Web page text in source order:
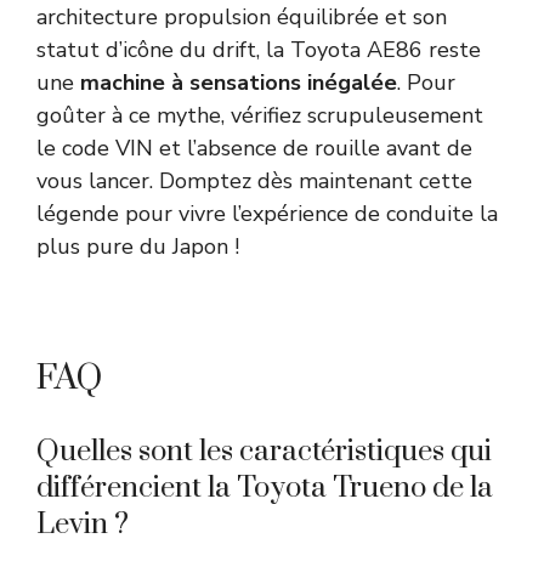
architecture propulsion équilibrée et son
statut d’icône du drift, la Toyota AE86 reste
une machine à sensations inégalée. Pour
goûter à ce mythe, vérifiez scrupuleusement
le code VIN et l’absence de rouille avant de
vous lancer. Domptez dès maintenant cette
légende pour vivre l’expérience de conduite la
plus pure du Japon !
FAQ
Quelles sont les caractéristiques qui
différencient la Toyota Trueno de la
Levin ?